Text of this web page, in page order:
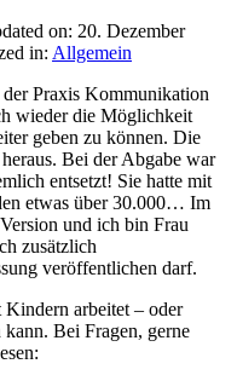
on: 20. Dezember
in: Allgemein
der Praxis Kommunikation
wieder die Möglichkeit
geben zu können. Die
Bei der Abgabe war
entsetzt! Sie hatte mit
etwas über 30.000… Im
und ich bin Frau
zusätzlich
veröffentlichen darf.
Kindern arbeitet – oder
Bei Fragen, gerne